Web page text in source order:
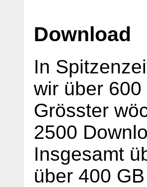
Download
In
wir über 600
Grösster
2500
Insgesamt
über 400 GB